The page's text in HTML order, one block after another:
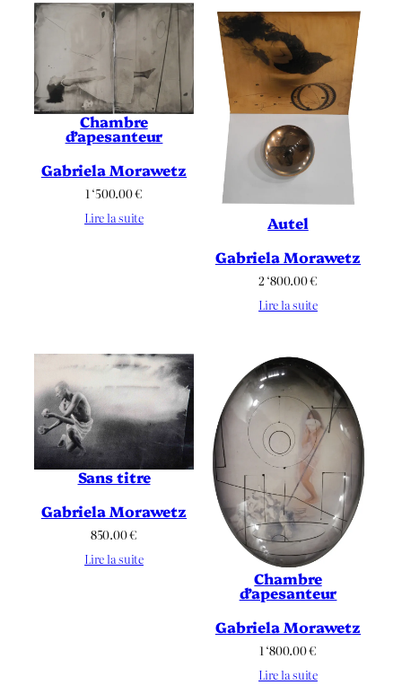
Chambre
d’apesanteur
Gabriela Morawetz
1 ‘500.00€
Lire la suite
Autel
Gabriela Morawetz
2 ‘800.00€
Lire la suite
Sans titre
Gabriela Morawetz
850.00€
Lire la suite
Chambre
d’apesanteur
Gabriela Morawetz
1 ‘800.00€
Lire la suite